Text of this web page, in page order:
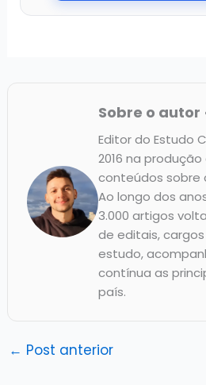
Sobre o autor
Editor do Estudo
2016 na
conteúdos sobre
Ao longo dos
3.000 artigos
de editais,
estudo,
contínua as
país.
← Post anterior